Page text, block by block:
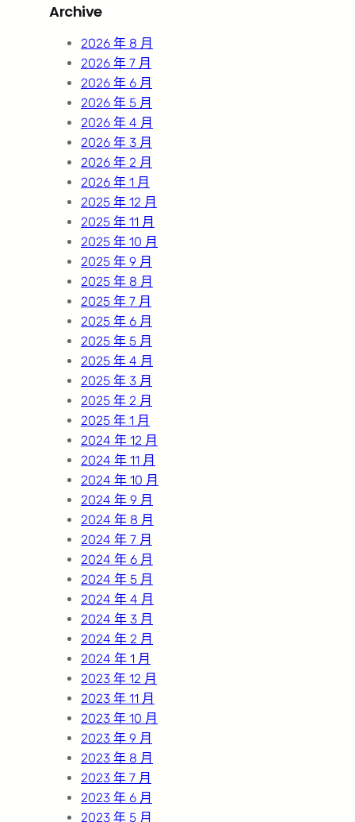
c
Archive
2026 年 8 月
2026 年 7 月
2026 年 6 月
2026 年 5 月
2026 年 4 月
2026 年 3 月
2026 年 2 月
2026 年 1 月
2025 年 12 月
2025 年 11 月
2025 年 10 月
2025 年 9 月
2025 年 8 月
2025 年 7 月
2025 年 6 月
2025 年 5 月
2025 年 4 月
2025 年 3 月
2025 年 2 月
2025 年 1 月
2024 年 12 月
2024 年 11 月
2024 年 10 月
2024 年 9 月
2024 年 8 月
2024 年 7 月
2024 年 6 月
2024 年 5 月
2024 年 4 月
2024 年 3 月
2024 年 2 月
2024 年 1 月
2023 年 12 月
2023 年 11 月
2023 年 10 月
2023 年 9 月
2023 年 8 月
2023 年 7 月
2023 年 6 月
2023 年 5 月